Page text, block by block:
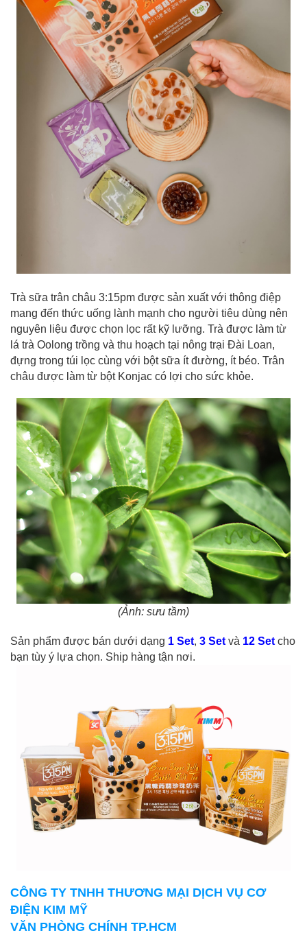
Trà sữa trân châu 3:15pm được sản xuất với thông điệp
mang đến thức uống lành mạnh cho người tiêu dùng nên
nguyên liệu được chọn lọc rất kỹ lưỡng. Trà được làm từ
lá trà Oolong trồng và thu hoạch tại nông trại Đài Loan,
đựng trong túi lọc cùng với bột sữa ít đường, ít béo. Trân
châu được làm từ bột Konjac có lợi cho sức khỏe.
(Ảnh: sưu tầm)
Sản phẩm được bán dưới dạng 1 Set, 3 Set và 12 Set cho
bạn tùy ý lựa chọn. Ship hàng tận nơi.
CÔNG TY TNHH THƯƠNG MẠI DỊCH VỤ CƠ
ĐIỆN KIM MỸ
VĂN PHÒNG CHÍNH TP.HCM